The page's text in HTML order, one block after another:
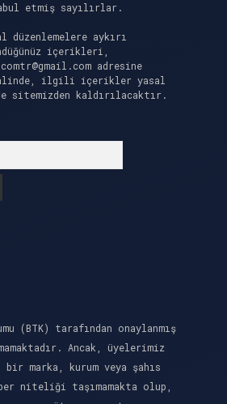
etmiş sayılırlar.
düzenlemelere aykırı
içerikleri,
adresine
ilgili içerikler yasal
sitemizden kaldırılacaktır.
(BTK) tarafından onaylanmış
Ancak, üyelerimiz
marka, kurum veya şahıs
niteliği taşımamakta olup,